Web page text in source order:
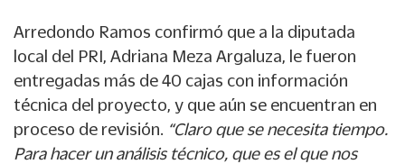
Arredondo Ramos confirmó que a la diputada
local del PRI, Adriana Meza Argaluza, le fueron
entregadas más de 40 cajas con información
técnica del proyecto, y que aún se encuentran en
proceso de revisión. “Claro que se necesita tiempo.
Para hacer un análisis técnico, que es el que nos